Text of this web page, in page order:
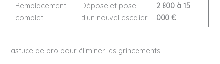
Remplacement
complet
Dépose et pose
d’un nouvel escalier
2 800 à 15
000 €
astuce de pro pour éliminer les grincements